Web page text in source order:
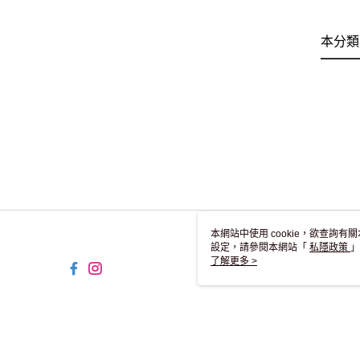
本分
本網站中使用 cookie，欲查詢有
設定，請參閱本網站「 私隱政策
用 cookie。
了解更多 >